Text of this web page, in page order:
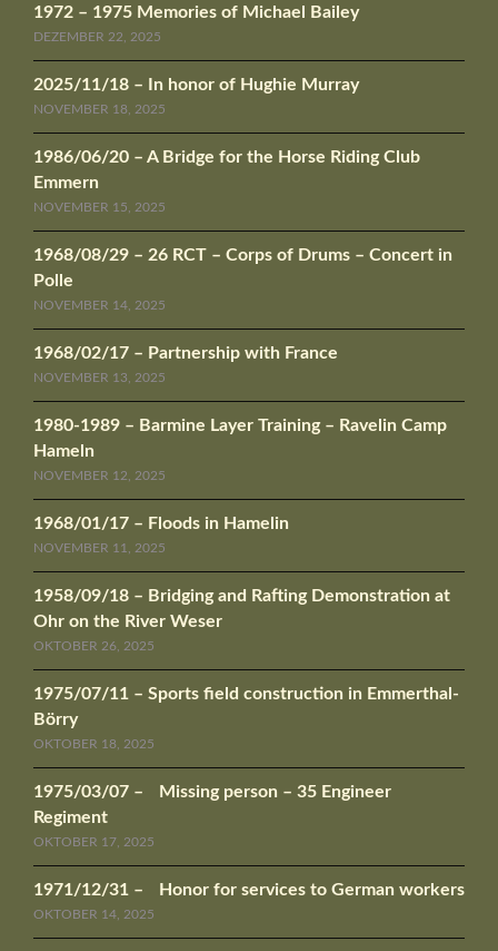
1972 – 1975 Memories of Michael Bailey
DEZEMBER 22, 2025
2025/11/18 – In honor of Hughie Murray
NOVEMBER 18, 2025
1986/06/20 – A Bridge for the Horse Riding Club
Emmern
NOVEMBER 15, 2025
1968/08/29 – 26 RCT – Corps of Drums – Concert in
Polle
NOVEMBER 14, 2025
1968/02/17 – Partnership with France
NOVEMBER 13, 2025
1980-1989 – Barmine Layer Training – Ravelin Camp
Hameln
NOVEMBER 12, 2025
1968/01/17 – Floods in Hamelin
NOVEMBER 11, 2025
1958/09/18 – Bridging and Rafting Demonstration at
Ohr on the River Weser
OKTOBER 26, 2025
1975/07/11 – Sports field construction in Emmerthal-
Börry
OKTOBER 18, 2025
1975/03/07 – Missing person – 35 Engineer
Regiment
OKTOBER 17, 2025
1971/12/31 – Honor for services to German workers
OKTOBER 14, 2025